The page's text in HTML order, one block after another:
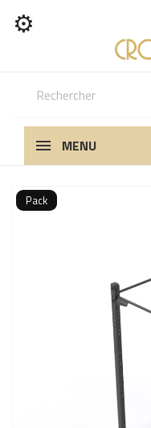
⚙
MENU
Pack